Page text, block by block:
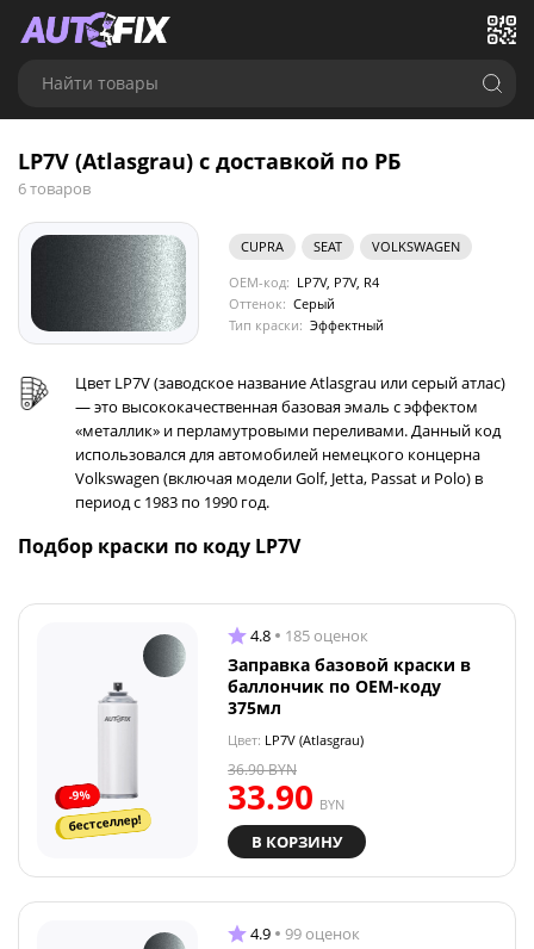
Найти товары
LP7V (Atlasgrau) с доставкой по РБ
6 товаров
CUPRA SEAT
VOLKSWAGEN
OEM-код: LP7V, P7V, R4
Оттенок: Серый
Тип краски: Эффектный
Цвет LP7V (заводское название Atlasgrau или серый атлас)
— это высококачественная базовая эмаль с эффектом
«металлик» и перламутровыми переливами. Данный код
использовался для автомобилей немецкого концерна
Volkswagen (включая модели Golf, Jetta, Passat и Polo) в
период с 1983 по 1990 год.
Подбор краски по коду LP7V
-9%
бестселлер!
4.8 185 оценок
Заправка базовой краски в
баллончик по OEM-коду
375мл
Цвет: LP7V (Atlasgrau)
33.90 BYN
36.90BYN
В КОРЗИНУ
4.9 99 оценок